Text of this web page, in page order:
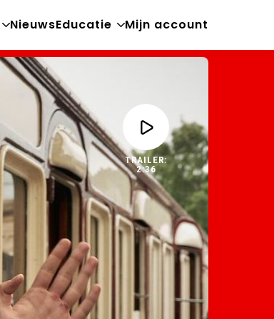
sub-
menu
NieuwsEducatie
sub-
Mijn account
TRAILER:
2:36